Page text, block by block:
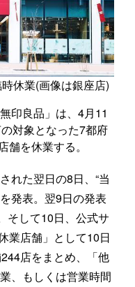
休業(画像は銀座店)
印良品」は、4月11
対象となった7都府
を休業する。
れた翌日の8日、“当
発表。翌9日の発表
そして10日、公式サ
業店舗」として10日
店をまとめ、「他
、もしくは営業時間